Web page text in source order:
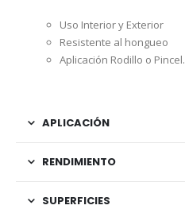
Uso Interior y Exterior
Resistente al hongueo
Aplicación Rodillo o Pincel.
APLICACIÓN
RENDIMIENTO
SUPERFICIES